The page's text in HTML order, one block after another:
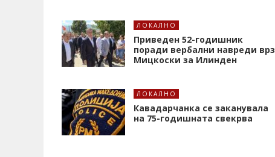
ЛОКАЛНО
Приведен 52-годишник
поради вербални навреди врз
Мицкоски за Илинден
ЛОКАЛНО
Кавадарчанка се заканувала
на 75-годишната свекрва